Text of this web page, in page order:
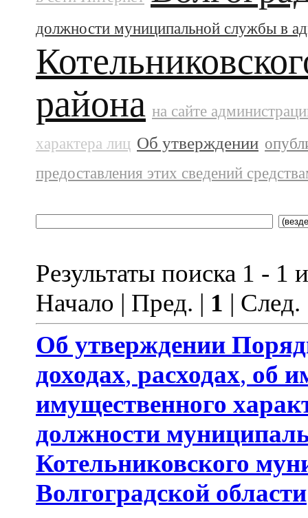
должности муниципальной службы в
района на сайте
характера лиц Об утверждении
предоставления этих сведений
Результаты поиска 1 - 1
Начало | Пред. | 1 |
Об утверждении
доходах, расходах, об
имущественного
должности
Котельниковского
Волгоградской области